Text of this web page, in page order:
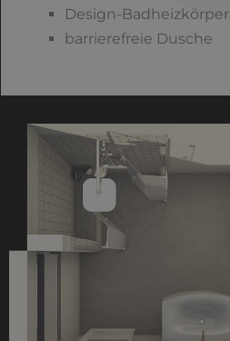
Design-Badheizkörper
barrierefreie Dusche